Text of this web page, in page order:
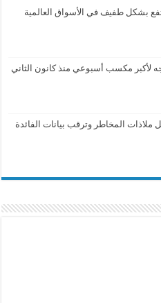
بشكل طفيف في الأسواق العالمية
لأكبر مكسب أسبوعي منذ كانون الثاني
ملاذات المخاطر وترقب بيانات الفائدة